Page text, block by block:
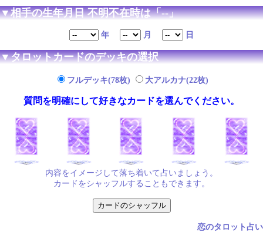
▼相手の生年月日 不明不在時は「--」
年 月 日
▼タロットカードのデッキの選択
フルデッキ(78枚) 大アルカナ(22枚)
質問を明確にして好きなカードを選んでください。
内容をイメージして落ち着いて占いましょう。
カードをシャッフルすることもできます。
恋のタロット占い